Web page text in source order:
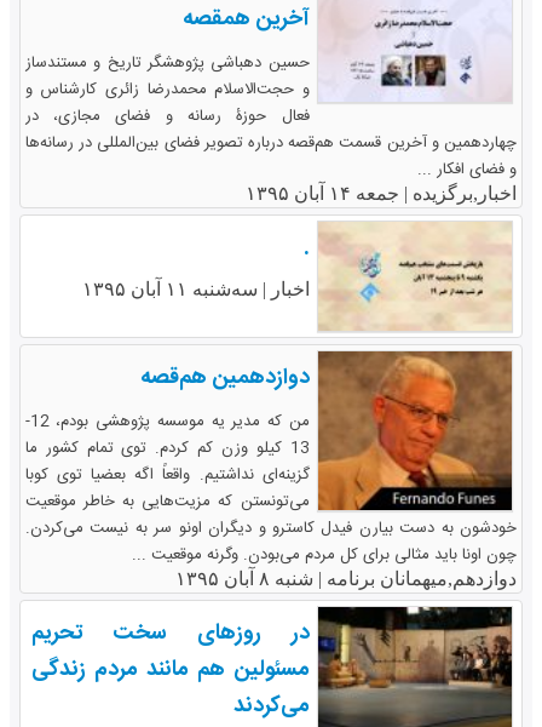
آخرین همقصه
حسین دهباشی پژوهشگر تاریخ و مستندساز
و حجت‌الاسلام محمدرضا زائری کارشناس و
فعال حوزۀ رسانه و فضای مجازی، در
چهاردهمین و آخرین قسمت هم‌قصه درباره تصویر فضای بین‌المللی در رسانه‌ها
و فضای افکار ...
اخبار,برگزیده | جمعه ۱۴ آبان ۱۳۹۵
.
اخبار | سه‌شنبه ۱۱ آبان ۱۳۹۵
دوازدهمین هم‌قصه
من که مدیر یه موسسه پژوهشی بودم، ‌12-
13 کیلو وزن کم کردم. توی تمام کشور ما
گزینه‌ای نداشتیم. واقعاً اگه بعضیا توی کوبا
می‌تونستن که مزیت‌هایی به خاطر موقعیت
خودشون به دست بیارن فیدل کاسترو و دیگران اونو سر به نیست می‌کردن.
چون اونا باید مثالی برای کل مردم می‌بودن. وگرنه موقعیت ...
دوازدهم,میهمانان برنامه | شنبه ۸ آبان ۱۳۹۵
در روزهای سخت تحریم
مسئولین هم مانند مردم زندگی
می‌کردند